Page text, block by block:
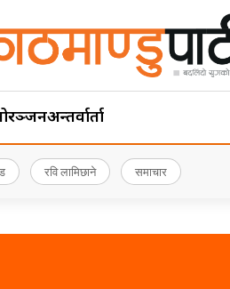
अन्तर्वार्ता
रवि लामिछाने समाचार